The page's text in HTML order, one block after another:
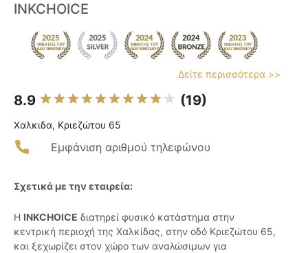
INKCHOICE
Δείτε περισσότερα >>
8.9 (19)
Χαλκιδα, Κριεζώτου 65
Εμφάνιση αριθμού τηλεφώνου
Σχετικά με την εταιρεία:
Η INKCHOICE διατηρεί φυσικό κατάστημα στην
κεντρική περιοχή της Χαλκίδας, στην οδό Κριεζώτου 65,
και ξεχωρίζει στον χώρο των αναλώσιμων για